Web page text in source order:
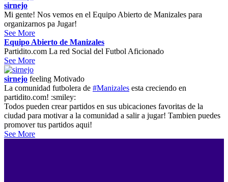
sirnejo
Mi gente! Nos vemos en el Equipo Abierto de Manizales para
organizarnos pa Jugar!
See More
Equipo Abierto de Manizales
Partidito.com La red Social del Futbol Aficionado
See More
sirnejo feeling Motivado
La comunidad futbolera de #Manizales esta creciendo en
partidito.com! :smiley:
Todos pueden crear partidos en sus ubicaciones favoritas de la
ciudad para motivar a la comunidad a salir a jugar! Tambien puedes
promover tus partidos aqui!
See More